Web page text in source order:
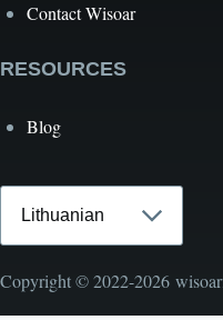
Contact Wisoar
RESOURCES
Blog
Copyright © 2022-2026